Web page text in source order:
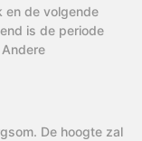
en de volgende
is de periode
De hoogte zal